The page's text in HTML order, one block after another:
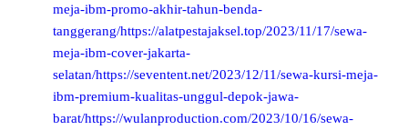
meja-ibm-promo-akhir-tahun-benda-
tanggerang/https://alatpestajaksel.top/2023/11/17/sewa-
meja-ibm-cover-jakarta-
selatan/https://seventent.net/2023/12/11/sewa-kursi-meja-
ibm-premium-kualitas-unggul-depok-jawa-
barat/https://wulanproduction.com/2023/10/16/sewa-